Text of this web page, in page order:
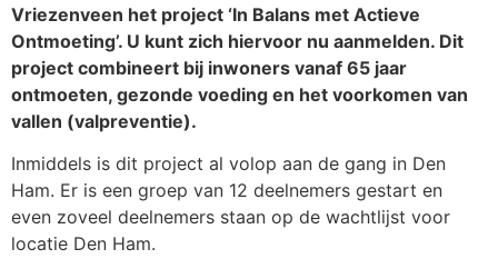
Vriezenveen het project ‘In Balans met Actieve
Ontmoeting’. U kunt zich hiervoor nu aanmelden. Dit
project combineert bij inwoners vanaf 65 jaar
ontmoeten, gezonde voeding en het voorkomen van
vallen (valpreventie).
Inmiddels is dit project al volop aan de gang in Den
Ham. Er is een groep van 12 deelnemers gestart en
even zoveel deelnemers staan op de wachtlijst voor
locatie Den Ham.